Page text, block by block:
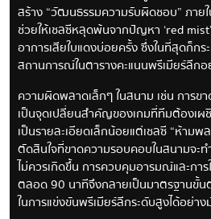
สร้าง “วัฒนธรรมความรับผิดชอบ” ภา
ช่วยให้เชลซีหลุดพ้นจากปัญหา ‘red
อาการเสียใบแดงบ่อยครั้ง ซึ่งในที่สุดก็กร
สถานการณ์ในตารางคะแนนพรีเมียร์ลีก
ความผิดพลาดเล็กๆ ในสนาม เช่น การข
เป็นจุดเปลี่ยนสำคัญของเกมที่ทีมต้องเผ
เป็นรายละเอียดเล็กน้อยแต่เชลซี “ห้ามพ
ตัดสินใจที่ขาดความรอบคอบในสนามจ
ไม่ควรเกิดขึ้น การควบคุมอารมณ์และกา
ตลอด 90 นาทีจึงกลายเป็นมาตรฐานขั้
ในการแข่งขันพรีเมียร์ลีกระดับสูงได้อย่า